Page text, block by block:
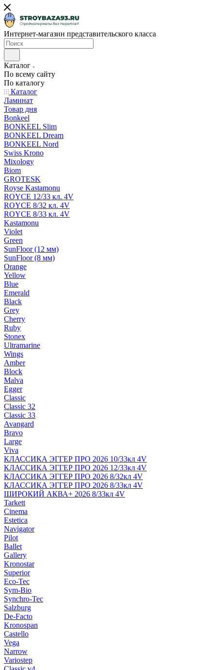
Интернет-магазин представительского класса
Каталог
По всему сайту
По каталогу
Каталог
Ламинат
Товар дня
Bonkeel
BONKEEL Slim
BONKEEL Dream
BONKEEL Nord
Swiss Krono
Mixology
Biom
GROTESK
Royse Kastamonu
ROYCE 12/33 кл. 4V
ROYCE 8/32 кл. 4V
ROYCE 8/33 кл. 4V
Kastamonu
Violet
Green
SunFloor (12 мм)
SunFloor (8 мм)
Orange
Yellow
Blue
Emerald
Black
Grey
Cherry
Ruby
Stonex
Ultramarine
Wings
Amber
Block
Malva
Egger
Classic
Classic 32
Classic 33
Avangard
Bravo
Large
Viva
КЛАССИКА ЭГГЕР ПРО 2026 10/33кл 4V
КЛАССИКА ЭГГЕР ПРО 2026 12/33кл 4V
КЛАССИКА ЭГГЕР ПРО 2026 8/32кл 4V
КЛАССИКА ЭГГЕР ПРО 2026 8/33кл 4V
ШИРОКИЙ АКВА+ 2026 8/33кл 4V
Tarkett
Cinema
Estetica
Navigator
Pilot
Ballet
Gallery
Kronostar
Superior
Eco-Tec
Sym-Bio
Synchro-Tec
Salzburg
De-Facto
Kronospan
Castello
Vega
Narrow
Variostep